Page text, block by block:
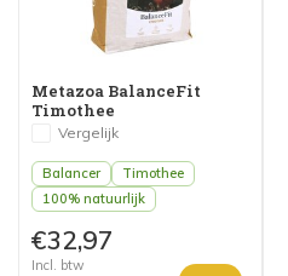
Metazoa BalanceFit
Timothee
Vergelijk
Balancer
Timothee
100% natuurlijk
€32,97
Incl. btw